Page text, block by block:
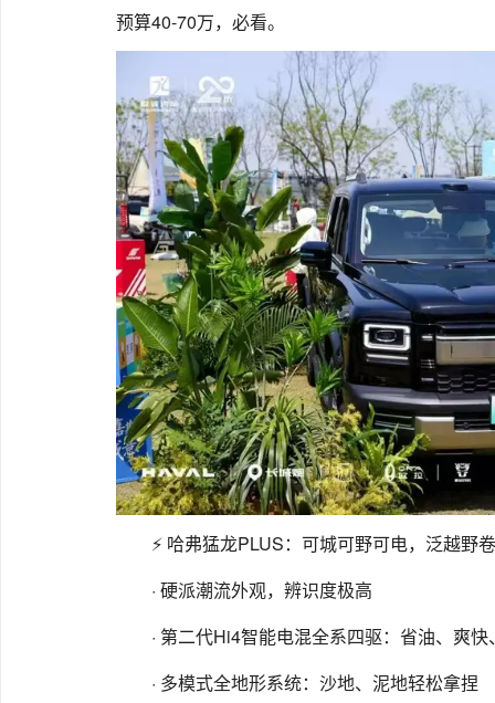
预算40-70万，必看。
⚡ 哈弗猛龙PLUS：可城可野可电，泛越野
· 硬派潮流外观，辨识度极高
· 第二代Hi4智能电混全系四驱：省油、爽
· 多模式全地形系统：沙地、泥地轻松拿捏